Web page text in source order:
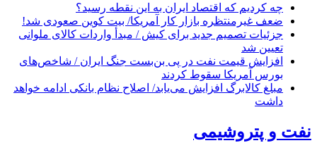
چه کردیم که اقتصاد ایران به این نقطه رسید؟
ضعف غیرمنتظره بازار کار آمریکا/ بیت کوین صعودی شد!
جزئیات تصمیم جدید برای کیش / مبدأ واردات کالای ملوانی
تعیین شد
افزایش قیمت نفت در پی بن‌بست جنگ ایران / شاخص‌های
بورس آمریکا سقوط کردند
مبلغ کالابرگ افزایش می‌یابد/ اصلاح نظام بانکی ادامه خواهد
داشت
نفت و پتروشیمی